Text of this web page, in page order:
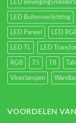
LED Bewegingsmelders
LED Buitenverlichting
LED Paneel LED
LED TL LED
RGB T5 T8
Vloerlampen
VOORDELEN